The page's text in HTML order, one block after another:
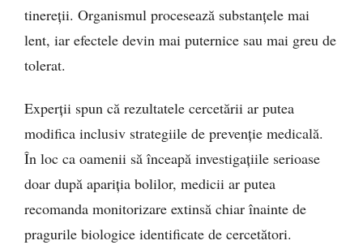
tinereții. Organismul procesează substanțele mai
lent, iar efectele devin mai puternice sau mai greu de
tolerat.
Experții spun că rezultatele cercetării ar putea
modifica inclusiv strategiile de prevenție medicală.
În loc ca oamenii să înceapă investigațiile serioase
doar după apariția bolilor, medicii ar putea
recomanda monitorizare extinsă chiar înainte de
pragurile biologice identificate de cercetători.